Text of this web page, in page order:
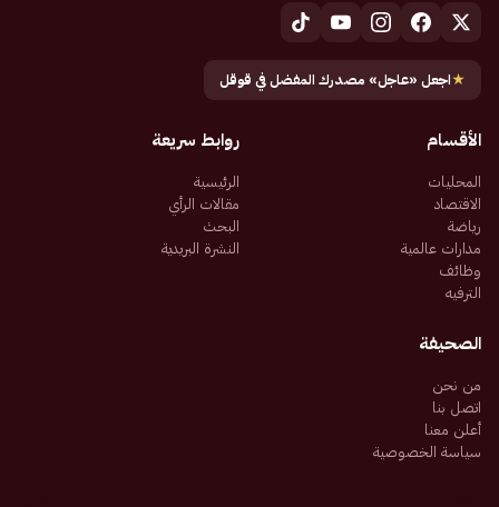
★اجعل «عاجل» مصدرك المفضل في قوقل
الأقسام
المحليات
الاقتصاد
رياضة
مدارات عالمية
وظائف
الترفيه
روابط سريعة
الرئيسية
مقالات الرأي
البحث
النشرة البريدية
الصحيفة
من نحن
اتصل بنا
أعلن معنا
سياسة الخصوصية